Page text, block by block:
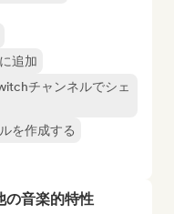
追加
チャンネルでシェ
を作成する
の音楽的特性